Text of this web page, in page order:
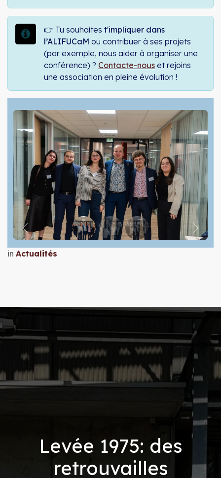
👉 Tu souhaitest'impliquer dans
l’ALIFUCaM ou contribuer à ses projets
(par exemple, nous aider à organiser une
conférence) ? Contacte-nous et rejoins
une association en pleine évolution !
Précédent
in Actualités
Levée 1975: des
retrouvailles